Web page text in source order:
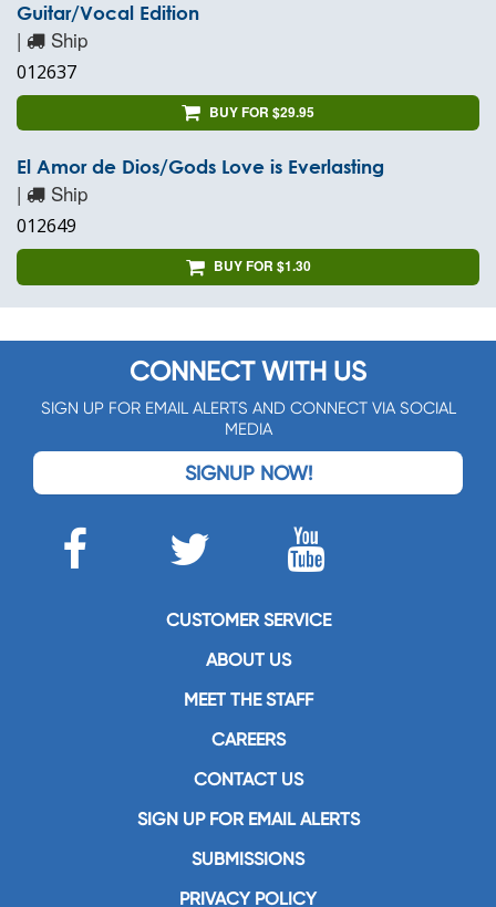
Guitar/Vocal Edition
| Ship
012637
BUY FOR $29.95
El Amor de Dios/Gods Love is Everlasting
| Ship
012649
BUY FOR $1.30
CONNECT WITH US
SIGN UP FOR EMAIL ALERTS AND CONNECT VIA SOCIAL
MEDIA
SIGNUP NOW!
CUSTOMER SERVICE
ABOUT US
MEET THE STAFF
CAREERS
CONTACT US
SIGN UP FOR EMAIL ALERTS
SUBMISSIONS
PRIVACY POLICY